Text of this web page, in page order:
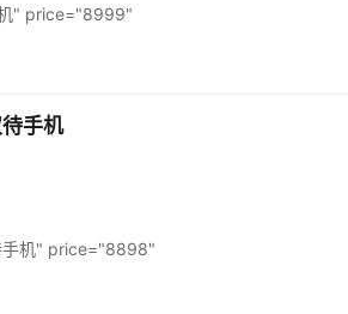
" price="8999"
手机
手机" price="8898"